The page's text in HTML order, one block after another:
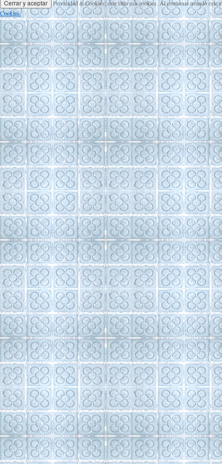
Privacidad & Cookies: este sitio usa cookies. Al continuar usando este
Cookies.